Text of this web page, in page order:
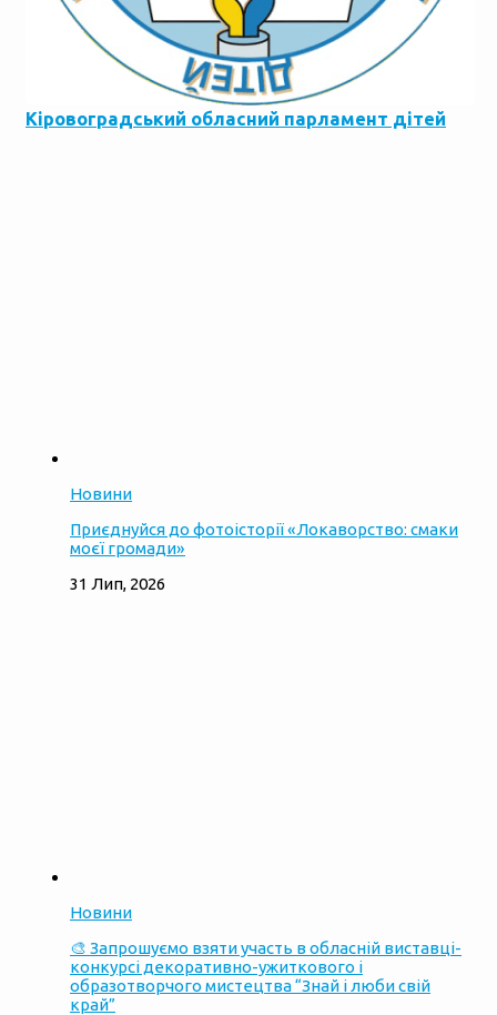
Кіровоградський обласний парламент дітей
Новини
Приєднуйся до фотоісторії «Локаворство: смаки
моєї громади»
31 Лип, 2026
Новини
🎨 Запрошуємо взяти участь в обласній виставці-
конкурсі декоративно-ужиткового і
образотворчого мистецтва “Знай і люби свій
край”